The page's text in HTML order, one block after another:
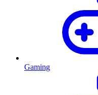
Gaming